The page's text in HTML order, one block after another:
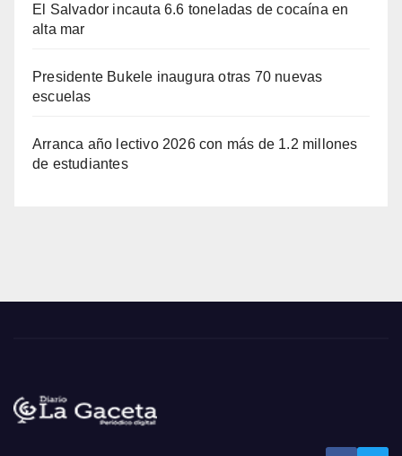
El Salvador incauta 6.6 toneladas de cocaína en
alta mar
Presidente Bukele inaugura otras 70 nuevas
escuelas
Arranca año lectivo 2026 con más de 1.2 millones
de estudiantes